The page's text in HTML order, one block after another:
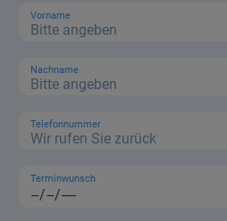
Vorname
Nachname
Telefonnummer
Terminwunsch